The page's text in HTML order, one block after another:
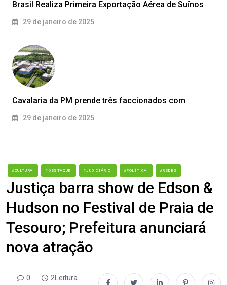
Brasil Realiza Primeira Exportação Aérea de Suínos
29 de janeiro de 2025
Cavalaria da PM prende três faccionados com
29 de janeiro de 2025
#CULTURA #DESTAQUE #JUDICIÁRIO #POLÍTICA #REDES
Justiça barra show de Edson &
Hudson no Festival de Praia de
Tesouro; Prefeitura anunciará
nova atração
0 2Leitura